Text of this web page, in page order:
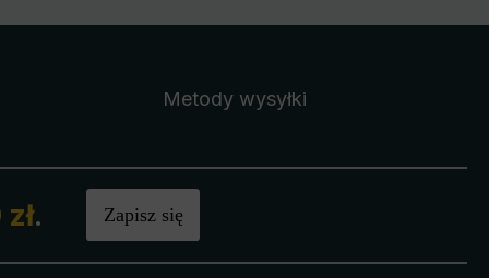
Metody wysyłki
. Zapisz się